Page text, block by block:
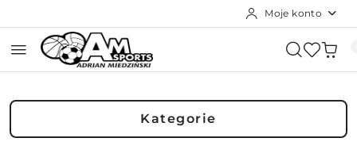
Moje konto
Kategorie